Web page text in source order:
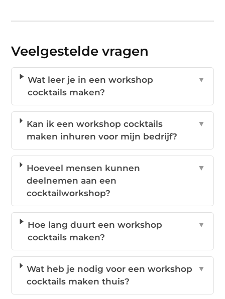
Veelgestelde vragen
Wat leer je in een workshop
cocktails maken?
▼
Kan ik een workshop cocktails
maken inhuren voor mijn bedrijf?
▼
Hoeveel mensen kunnen
deelnemen aan een
cocktailworkshop?
▼
Hoe lang duurt een workshop
cocktails maken?
▼
Wat heb je nodig voor een workshop
cocktails maken thuis?
▼